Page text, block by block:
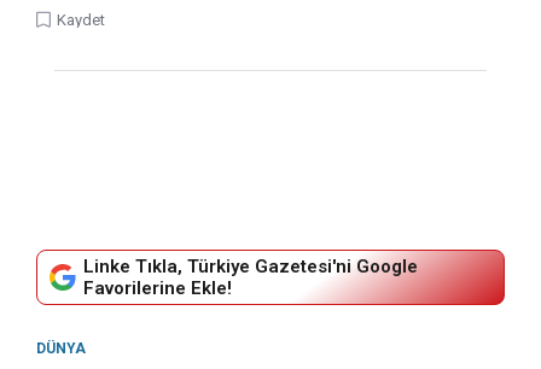
Kaydet
Linke Tıkla, Türkiye Gazetesi'ni Google
Favorilerine Ekle!
DÜNYA